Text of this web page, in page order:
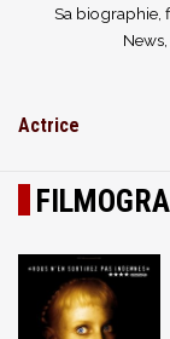
Sa biographie,
Actrice